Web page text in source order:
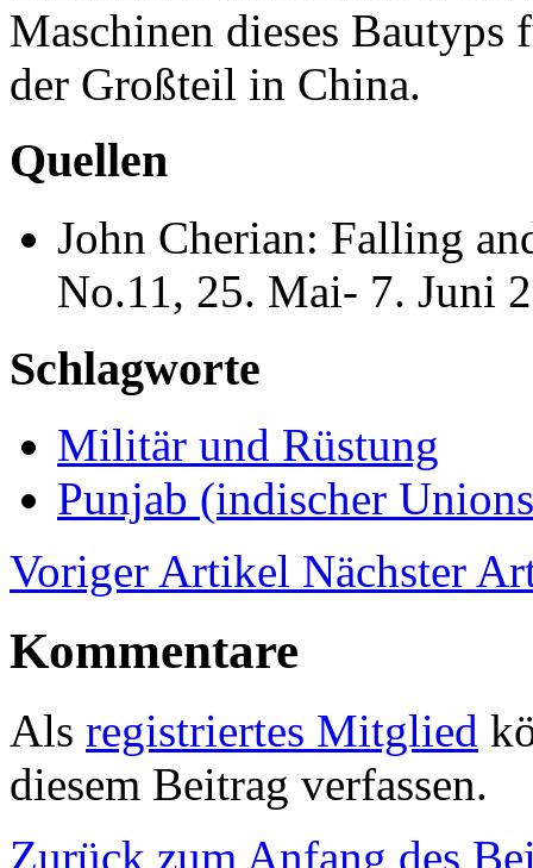
Maschinen dieses
der Großteil in China.
Quellen
John Cherian: Falling
No.11, 25. Mai- 7. Juni
Schlagworte
Militär und Rüstung
Punjab (indischer
Voriger Artikel Nächster
Kommentare
Als registriertes Mitglied
diesem Beitrag verfassen.
Zurück zum Anfang des